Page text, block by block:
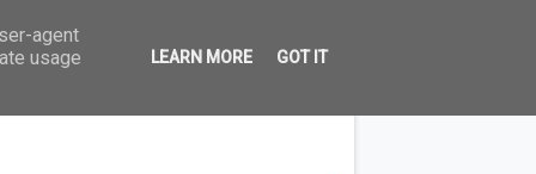
agent
usage
LEARN MORE GOT IT